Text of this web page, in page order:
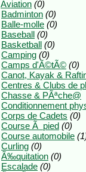
Aviation (0)
Badminton (0)
Balle-molle (0)
Baseball (0)
Basketball (0)
Camping (0)
Camps d'Ã©tÃ© (0)
Canot, Kayak &
Centres & Clubs de
Chasse & PÃªche@
Conditionnement
Corps de Cadets (0)
Course Ã pied (0)
Course automobile
Curling (0)
Ã‰quitation (0)
Escalade (0)